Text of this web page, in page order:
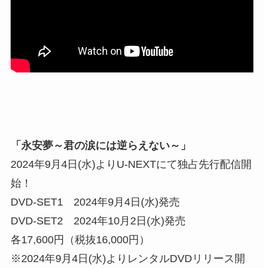
「永安夢～君の涙には逆らえない～」
2024年9月4日(水)よりU-NEXTにて独占先行配信開
始！
DVD-SET1 2024年9月4日(水)発売
DVD-SET2 2024年10月2日(水)発売
各17,600円（税抜16,000円）
※2024年9月4日(水)よりレンタルDVDリリース開